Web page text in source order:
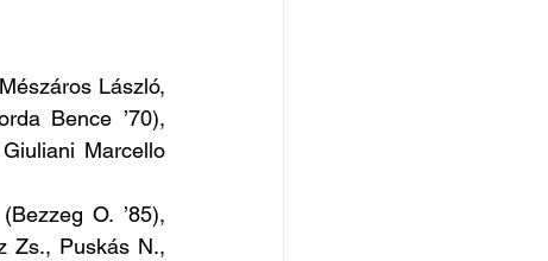
László,
Bence ’70),
Marcello
O. ’85),
Zs., Puskás N.,